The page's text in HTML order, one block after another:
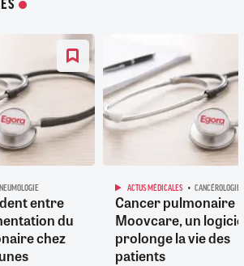
entre
du
chez
ACTUS MÉDICALES CANCÉROLOGIE
Cancer pulmonaire :
Moovcare, un
prolonge la vie des
patients